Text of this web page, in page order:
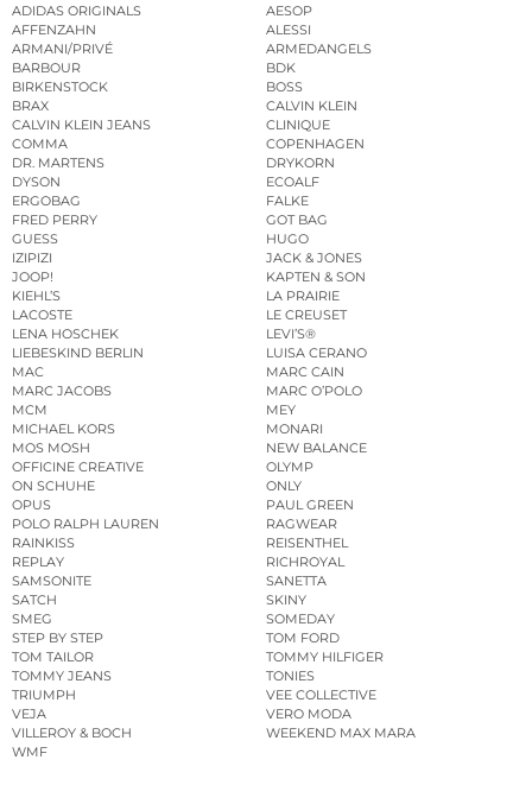
ADIDAS ORIGINALS
AESOP
AFFENZAHN
ALESSI
ARMANI/PRIVÉ
ARMEDANGELS
BARBOUR
BDK
BIRKENSTOCK
BOSS
BRAX
CALVIN KLEIN
CALVIN KLEIN JEANS
CLINIQUE
COMMA
COPENHAGEN
DR. MARTENS
DRYKORN
DYSON
ECOALF
ERGOBAG
FALKE
FRED PERRY
GOT BAG
GUESS
HUGO
IZIPIZI
JACK & JONES
JOOP!
KAPTEN & SON
KIEHL’S
LA PRAIRIE
LACOSTE
LE CREUSET
LENA HOSCHEK
LEVI’S®
LIEBESKIND BERLIN
LUISA CERANO
MAC
MARC CAIN
MARC JACOBS
MARC O’POLO
MCM
MEY
MICHAEL KORS
MONARI
MOS MOSH
NEW BALANCE
OFFICINE CREATIVE
OLYMP
ON SCHUHE
ONLY
OPUS
PAUL GREEN
POLO RALPH LAUREN
RAGWEAR
RAINKISS
REISENTHEL
REPLAY
RICHROYAL
SAMSONITE
SANETTA
SATCH
SKINY
SMEG
SOMEDAY
STEP BY STEP
TOM FORD
TOM TAILOR
TOMMY HILFIGER
TOMMY JEANS
TONIES
TRIUMPH
VEE COLLECTIVE
VEJA
VERO MODA
VILLEROY & BOCH
WEEKEND MAX MARA
WMF